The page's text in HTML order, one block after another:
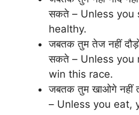
सकते – Unless you
healthy.
जबतक तुम तेज नहीं
सकते – Unless you
win this race.
जबतक तुम खाओगे नहीं
– Unless you eat,